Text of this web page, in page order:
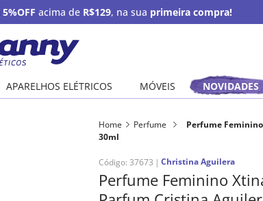
5%OFF acima de R$129, na sua primeira compra!
APARELHOS ELÉTRICOS MÓVEIS NOVIDADES
Home Perfume
Perfume
30ml
Código: 37673 Christina Aguilera
Perfume Feminino